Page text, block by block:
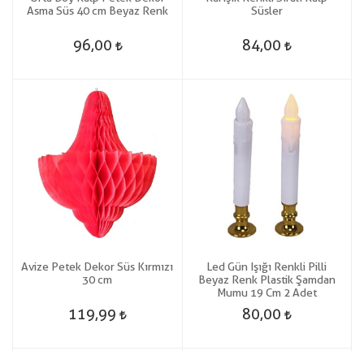
Asma Süs 40 cm Beyaz Renk
96,00
Süsler
84,00
Avize Petek Dekor Süs Kırmızı
30 cm
119,99
Led Gün Işığı Renkli Pilli
Beyaz Renk Plastik Şamdan
Mumu 19 Cm 2 Adet
80,00